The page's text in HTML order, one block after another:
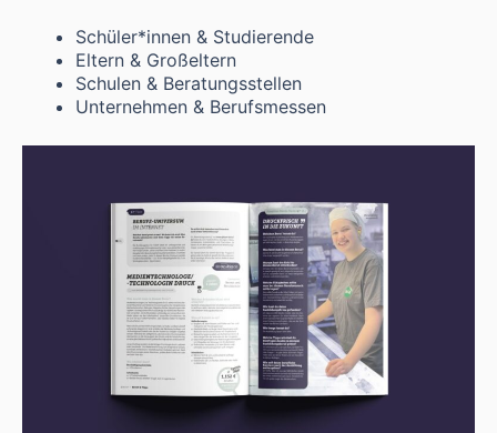
Schüler*innen & Studierende
Eltern & Großeltern
Schulen & Beratungsstellen
Unternehmen & Berufsmessen